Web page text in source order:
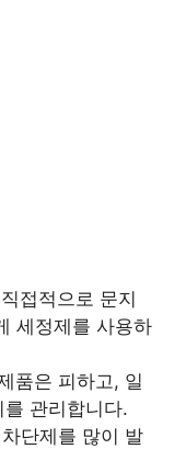
접적으로 문지
세정제를 사용하
품은 피하고, 일
관리합니다.
단제를 많이 발